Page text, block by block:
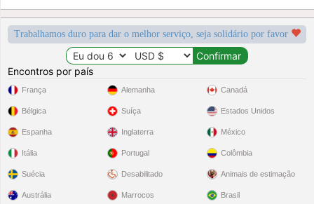
Trabalhamos duro para dar o melhor serviço, seja solidário por favor
Encontros por país
França
Bélgica
Espanha
Itália
Suécia
Alemanha
Suíça
Inglaterra
Portugal
Desabilitado
Canadá
Estados Unidos
México
Colômbia
Animais de estimação
Austrália Marrocos Brasil